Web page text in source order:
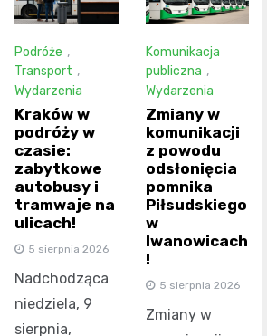
Podróże ,
Transport ,
Wydarzenia
Kraków w
podróży w
czasie:
zabytkowe
autobusy i
tramwaje na
ulicach!
5 sierpnia 2026
Nadchodząca
niedziela, 9
sierpnia,
Komunikacja
publiczna ,
Wydarzenia
Zmiany w
komunikacji
z powodu
odsłonięcia
pomnika
Piłsudskiego
w
Iwanowicach
!
5 sierpnia 2026
Zmiany w